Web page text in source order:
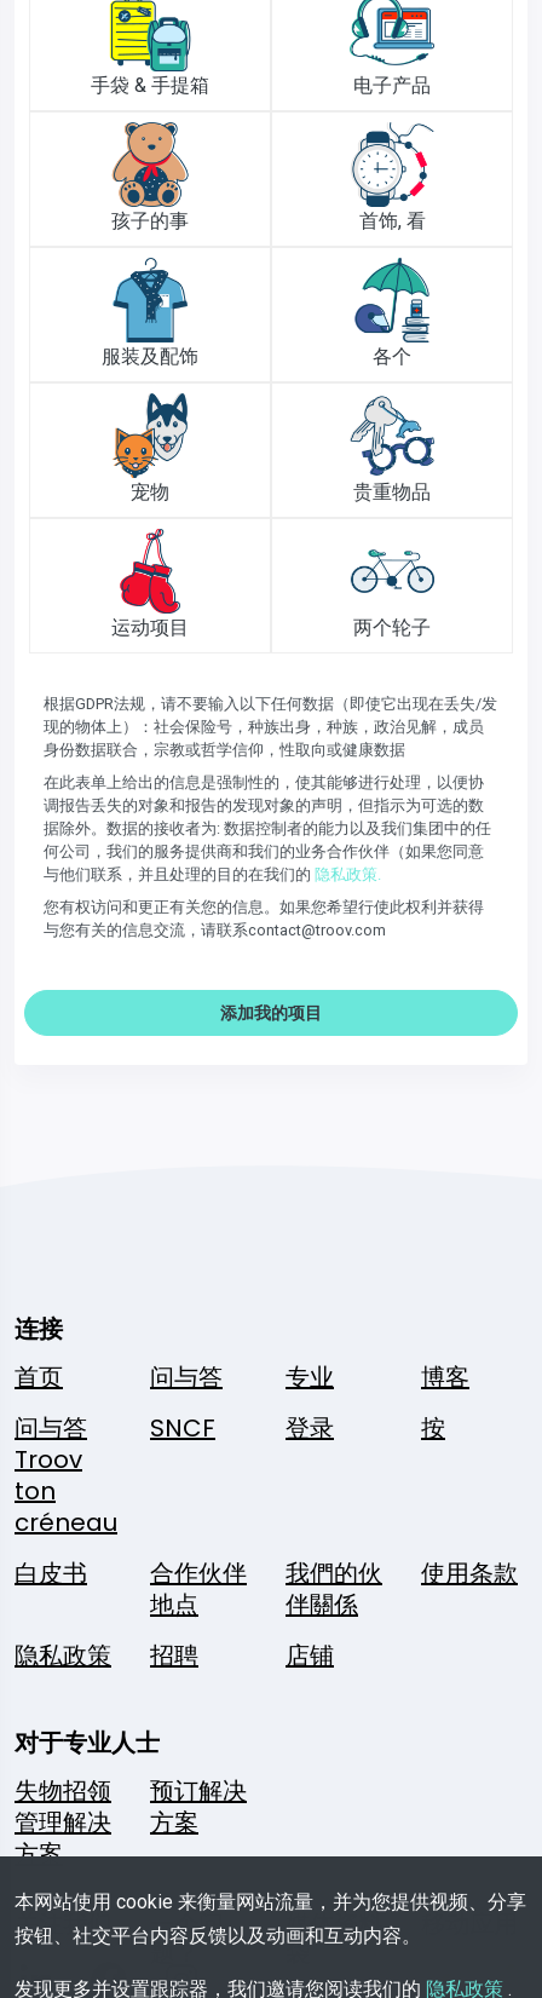
手袋 & 手提箱 电子产品
孩子的事 首饰, 看
服装及配饰 各个
宠物 贵重物品
运动项目 两个轮子
根据GDPR法规，请不要输入以下任何数据（即使它出现在丢失/发
现的物体上）：社会保险号，种族出身，种族，政治见解，成员
身份数据联合，宗教或哲学信仰，性取向或健康数据
在此表单上给出的信息是强制性的，使其能够进行处理，以便协
调报告丢失的对象和报告的发现对象的声明，但指示为可选的数
据除外。数据的接收者为: 数据控制者的能力以及我们集团中的任
何公司，我们的服务提供商和我们的业务合作伙伴（如果您同意
与他们联系，并且处理的目的在我们的 隐私政策.
您有权访问和更正有关您的信息。如果您希望行使此权利并获得
与您有关的信息交流，请联系contact@troov.com
添加我的项目
连接
首页
问与答 专业
博客
问与答
Troov
ton
créneau
SNCF 登录 按
白皮书
合作伙伴
地点
我們的伙
伴關係
使用条款
隐私政策 招聘 店铺
对于专业人士
失物招领
管理解决
方案
预订解决
方案
关注我们
一个问
题？
媒体资料
袋
本网站使用 cookie 来衡量网站流量，并为您提供视频、分享
按钮、社交平台内容反馈以及动画和互动内容。
发现更多并设置跟踪器，我们邀请您阅读我们的 隐私政策 .